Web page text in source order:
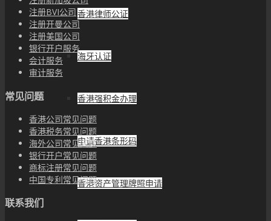
香港律师公证
海牙认证
香港强积金办理
申请香港条形码
香港资产管理牌照申请
注册BVI公司
注册开曼公司
注册美国公司
银行开户服务
会计服务
审计服务
常见问题
香港公司常见问题
香港税务常见问题
海外公司常见问题
银行开户常见问题
商标注册常见问题
中国专利常见问题
联系我们